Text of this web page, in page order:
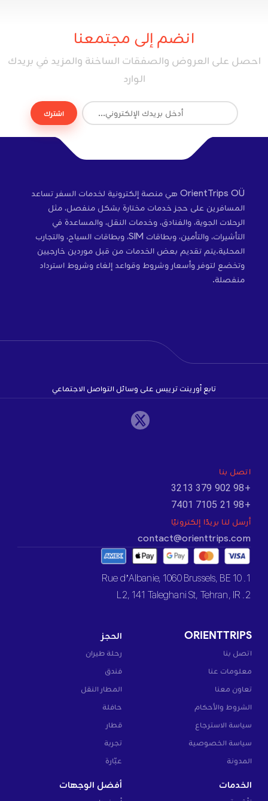
انضم إلى مجتمعنا
احصل على العروض والصفقات الساخنة والمزيد في بريدك
الوارد
اشترك
OrientTrips OÜ هي منصة إلكترونية لخدمات السفر تساعد
المسافرين على حجز خدمات مختارة بشكل منفصل، مثل
الرحلات الجوية، والفنادق، وخدمات النقل، والمساعدة في
التأشيرات، والتأمين، وبطاقات SIM، وبطاقات السياح، والتجارب
المحلية.يتم تقديم بعض الخدمات من قبل موردين خارجيين
وتخضع لتوفر وأسعار وشروط وقواعد إلغاء وشروط استرداد
منفصلة.
تابع أورينت تريبس على وسائل التواصل الاجتماعي
اتصل بنا
+98 902 379 3213
+98 21 7105 7401
أرسل لنا بريدًا إلكترونيًا
contact@orienttrips.com
1. 10 Rue d’Albanie, 1060 Brussels, BE
2. L2, 141 Taleghani St, Tehran, IR
ORIENTTRIPS
اتصل بنا
معلومات عنا
تعاون معنا
الشروط والأحكام
سياسة الاسترجاع
سياسة الخصوصية
المدونة
الحجز
رحلة طيران
فندق
المطار النقل
حافلة
قطار
تجربة
عبّارة
الخدمات أفضل الوجهات